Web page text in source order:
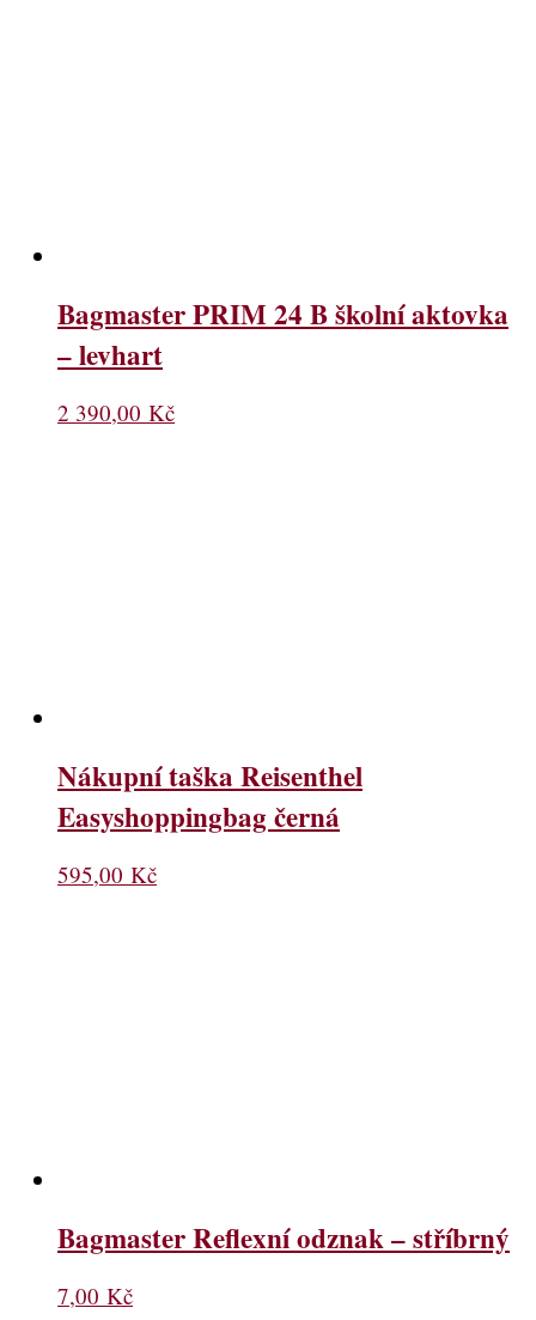
Bagmaster PRIM 24 B školní aktovka
– levhart
2 390,00 Kč
Nákupní taška Reisenthel
Easyshoppingbag černá
595,00 Kč
Bagmaster Reflexní odznak – stříbrný
7,00 Kč